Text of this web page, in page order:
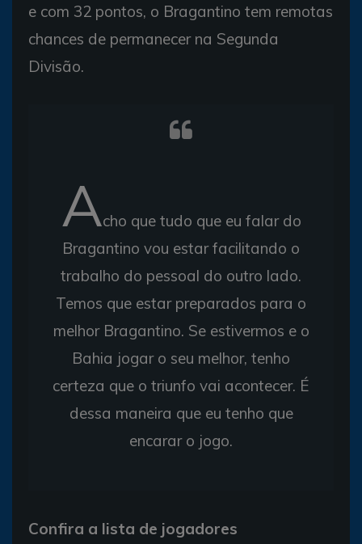
e com 32 pontos, o Bragantino tem remotas
chances de permanecer na Segunda
Divisão.
Acho que tudo que eu falar do
Bragantino vou estar facilitando o
trabalho do pessoal do outro lado.
Temos que estar preparados para o
melhor Bragantino. Se estivermos e o
Bahia jogar o seu melhor, tenho
certeza que o triunfo vai acontecer. É
dessa maneira que eu tenho que
encarar o jogo.
Confira a lista de jogadores